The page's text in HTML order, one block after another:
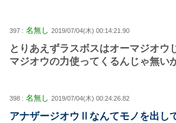
397 : 名無し 2019/07/04(木) 00:14:21.90
とりあえずラスボスはオーマジオウ
マジオウの力使ってくるんじゃ無い
398 : 名無し 2019/07/04(木) 00:24:26.82
アナザージオウⅡなんてモノを出し